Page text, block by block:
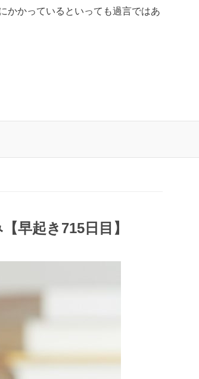
かかっているといっても過言ではあ
早起き715日目】